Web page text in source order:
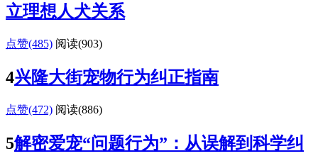
立理想人犬关系
点赞(485) 阅读(903)
4兴隆大街宠物行为纠正指南
点赞(472) 阅读(886)
5解密爱宠“问题行为”：从误解到科学纠